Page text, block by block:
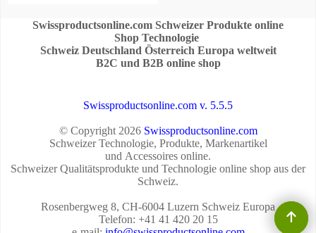
Swissproductsonline.com Schweizer Produkte online
Shop Technologie
Schweiz Deutschland Österreich Europa weltweit
B2C und B2B online shop
Swissproductsonline.com v. 5.5.5
© Copyright 2026 Swissproductsonline.com
Schweizer Technologie, Produkte, Markenartikel
und Accessoires online.
Schweizer Qualitätsprodukte und Technologie online shop aus der
Schweiz.
Rosenbergweg 8, CH-6004 Luzern Schweiz Europa
Telefon: +41 41 420 20 15